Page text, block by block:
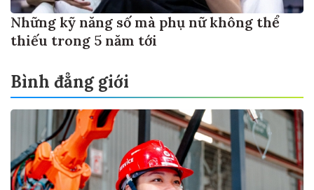
Những kỹ năng số mà phụ nữ không thể
thiếu trong 5 năm tới
Bình đẳng giới